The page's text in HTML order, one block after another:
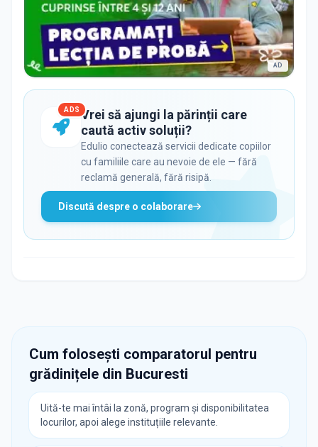
AD
ADS Vrei să ajungi la părinții care
caută activ soluții?
Edulio conectează servicii dedicate copiilor
cu familiile care au nevoie de ele — fără
reclamă generală, fără risipă.
Discută despre o colaborare
Cum folosești comparatorul pentru
grădinițele din Bucuresti
Uită-te mai întâi la zonă, program și disponibilitatea
locurilor, apoi alege instituțiile relevante.